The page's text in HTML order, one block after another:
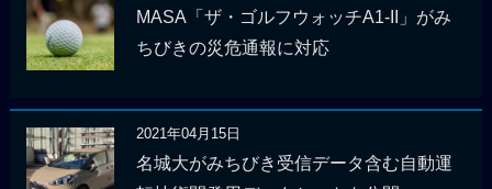
MASA「ザ・ゴルフウォッチA1-II」がみ
ちびきの災危通報に対応
2021年04月15日
名城大がみちびき受信データ含む自動運